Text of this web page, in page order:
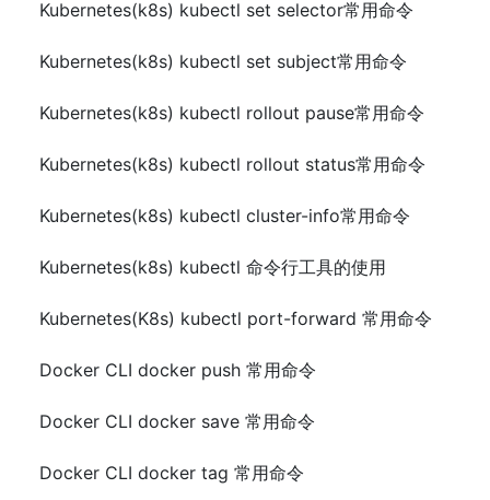
Kubernetes(k8s) kubectl set selector常用命令
Kubernetes(k8s) kubectl set subject常用命令
Kubernetes(k8s) kubectl rollout pause常用命令
Kubernetes(k8s) kubectl rollout status常用命令
Kubernetes(k8s) kubectl cluster-info常用命令
Kubernetes(k8s) kubectl 命令行工具的使用
Kubernetes(K8s) kubectl port-forward 常用命令
Docker CLI docker push 常用命令
Docker CLI docker save 常用命令
Docker CLI docker tag 常用命令